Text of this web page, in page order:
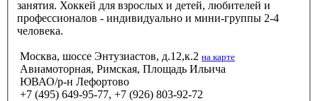
занятия. Хоккей для взрослых и детей, любителей и
профессионалов - индивидуально и мини-группы 2-4
человека.
Москва, шоссе Энтузиастов, д.12,к.2 на карте
Авиамоторная, Римская, Площадь Ильича
ЮВАО/р-н Лефортово
+7 (495) 649-95-77, +7 (926) 803-92-72